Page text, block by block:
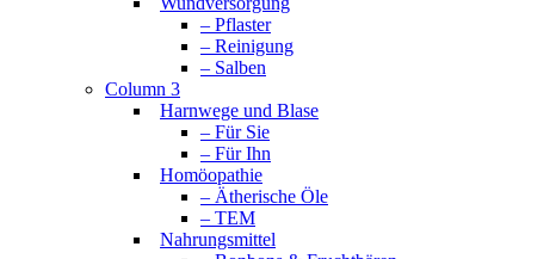
– Pflaster
– Reinigung
– Salben
Column 3
Harnwege und Blase
– Für Sie
– Für Ihn
Homöopathie
– Ätherische Öle
– TEM
Nahrungsmittel